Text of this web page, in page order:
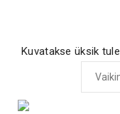
Kuvatakse üksik